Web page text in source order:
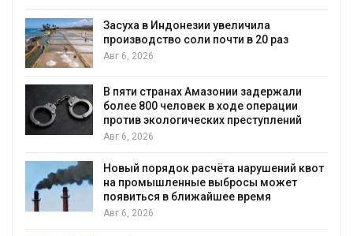
Засуха в Индонезии увеличила
производство соли почти в 20 раз
Авг 6, 2026
В пяти странах Амазонии задержали
более 800 человек в ходе операции
против экологических преступлений
Авг 6, 2026
Новый порядок расчёта нарушений квот
на промышленные выбросы может
появиться в ближайшее время
Авг 6, 2026